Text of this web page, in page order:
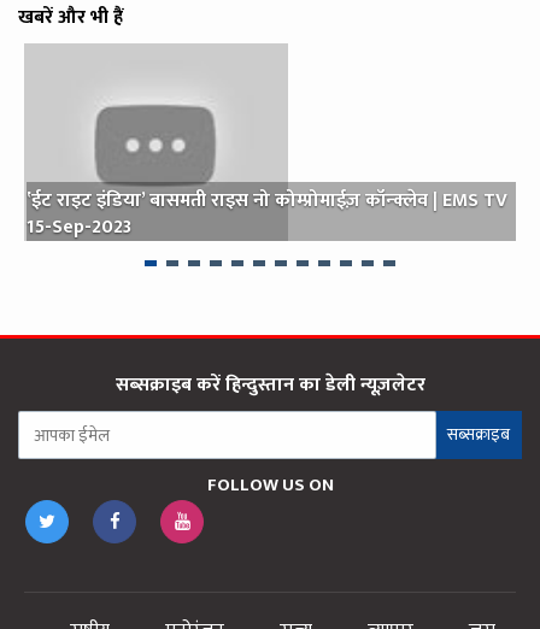
खबरें और भी हैं
‛ईट राइट इंडिया’ बासमती राइस नो कोम्प्रोमाईज़ कॉन्क्लेव | EMS TV
15-Sep-2023
सब्सक्राइब करें हिन्दुस्तान का डेली न्यूज़लेटर
सब्सक्राइब
FOLLOW US ON